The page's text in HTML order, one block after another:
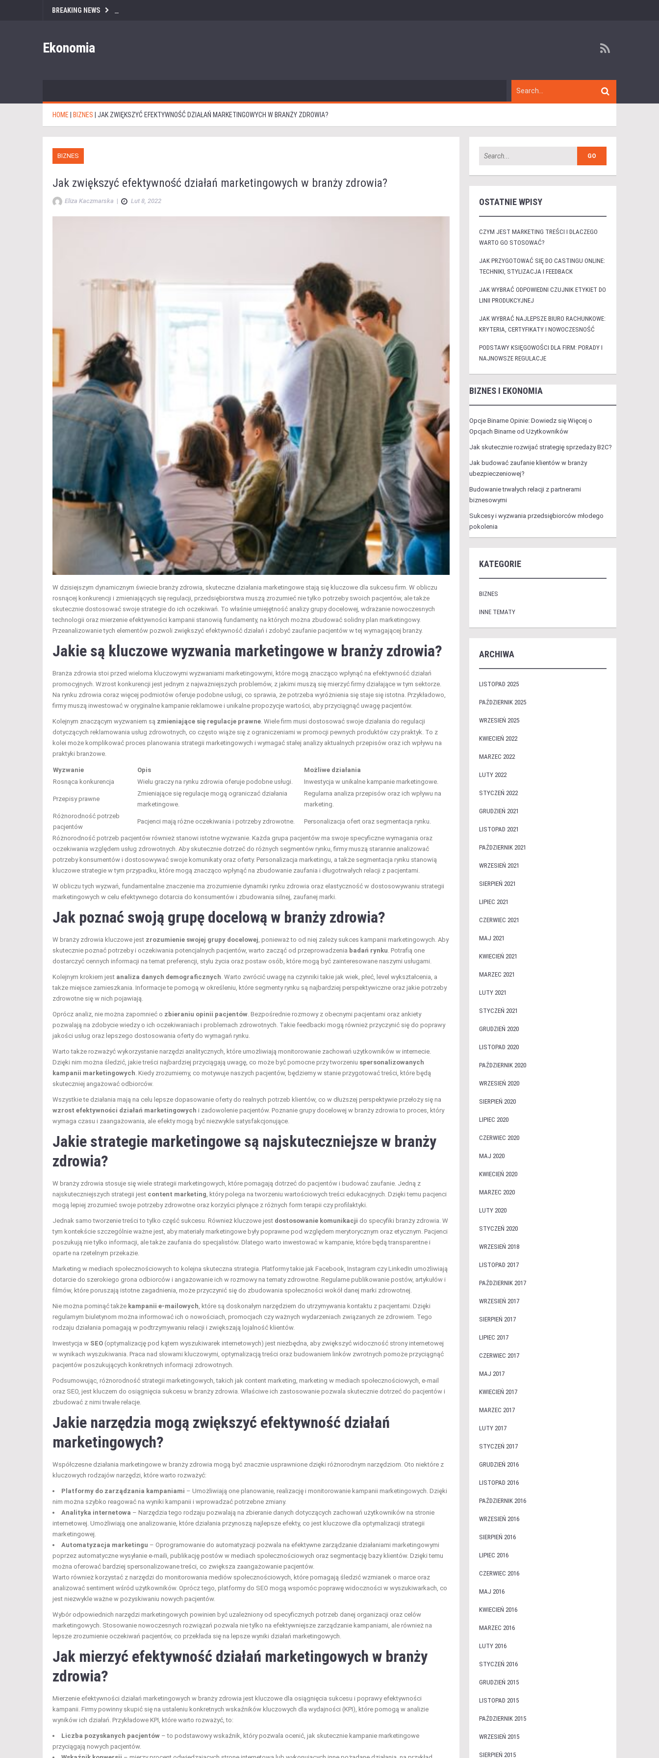
BREAKING NEWS
Ekonomia
HOME BIZNES JAK ZWIĘKSZYĆ EFEKTYWNOŚĆ DZIAŁAŃ MARKETINGOWYCH W BRANŻY ZDROWIA?
BIZNES
Jak zwiększyć efektywność działań marketingowych w branży zdrowia?
Eliza Kaczmarska | Lut 8, 2022
W dzisiejszym dynamicznym świecie branży zdrowia, skuteczne działania marketingowe stają się kluczowe dla sukcesu firm. W obliczu
rosnącej konkurencji i zmieniających się regulacji, przedsiębiorstwa muszą zrozumieć nie tylko potrzeby swoich pacjentów, ale także
skutecznie dostosować swoje strategie do ich oczekiwań. To właśnie umiejętność analizy grupy docelowej, wdrażanie nowoczesnych
technologii oraz mierzenie efektywności kampanii stanowią fundamenty, na których można zbudować solidny plan marketingowy.
Przeanalizowanie tych elementów pozwoli zwiększyć efektywność działań i zdobyć zaufanie pacjentów w tej wymagającej branży.
Jakie są kluczowe wyzwania marketingowe w branży zdrowia?
Branża zdrowia stoi przed wieloma kluczowymi wyzwaniami marketingowymi, które mogą znacząco wpłynąć na efektywność działań
promocyjnych. Wzrost konkurencji jest jednym z najważniejszych problemów, z jakimi muszą się mierzyć firmy działające w tym sektorze.
Na rynku zdrowia coraz więcej podmiotów oferuje podobne usługi, co sprawia, że potrzeba wyróżnienia się staje się istotna. Przykładowo,
firmy muszą inwestować w oryginalne kampanie reklamowe i unikalne propozycje wartości, aby przyciągnąć uwagę pacjentów.
Kolejnym znaczącym wyzwaniem są zmieniające się regulacje prawne . Wiele firm musi dostosować swoje działania do regulacji
dotyczących reklamowania usług zdrowotnych, co często wiąże się z ograniczeniami w promocji pewnych produktów czy praktyk. To z
kolei może komplikować proces planowania strategii marketingowych i wymagać stałej analizy aktualnych przepisów oraz ich wpływu na
praktyki branżowe.
Wyzwanie Opis
Możliwe działania
Rosnąca konkurencja
Wielu graczy na rynku zdrowia oferuje podobne usługi. Inwestycja w unikalne kampanie marketingowe.
Przepisy prawne
Zmieniające się regulacje mogą ograniczać działania
marketingowe.
Regularna analiza przepisów oraz ich wpływu na
marketing.
Różnorodność potrzeb
pacjentów
Pacjenci mają różne oczekiwania i potrzeby zdrowotne. Personalizacja ofert oraz segmentacja rynku.
Różnorodność potrzeb pacjentów również stanowi istotne wyzwanie. Każda grupa pacjentów ma swoje specyficzne wymagania oraz
oczekiwania względem usług zdrowotnych. Aby skutecznie dotrzeć do różnych segmentów rynku, firmy muszą starannie analizować
potrzeby konsumentów i dostosowywać swoje komunikaty oraz oferty. Personalizacja marketingu, a także segmentacja rynku stanowią
kluczowe strategie w tym przypadku, które mogą znacząco wpłynąć na zbudowanie zaufania i długotrwałych relacji z pacjentami.
W obliczu tych wyzwań, fundamentalne znaczenie ma zrozumienie dynamiki rynku zdrowia oraz elastyczność w dostosowywaniu strategii
marketingowych w celu efektywnego dotarcia do konsumentów i zbudowania silnej, zaufanej marki.
Jak poznać swoją grupę docelową w branży zdrowia?
W branży zdrowia kluczowe jest zrozumienie swojej grupy docelowej , ponieważ to od niej zależy sukces kampanii marketingowych. Aby
skutecznie poznać potrzeby i oczekiwania potencjalnych pacjentów, warto zacząć od przeprowadzenia badań rynku . Potrafią one
dostarczyć cennych informacji na temat preferencji, stylu życia oraz postaw osób, które mogą być zainteresowane naszymi usługami.
Kolejnym krokiem jest analiza danych demograficznych . Warto zwrócić uwagę na czynniki takie jak wiek, płeć, level wykształcenia, a
także miejsce zamieszkania. Informacje te pomogą w określeniu, które segmenty rynku są najbardziej perspektywiczne oraz jakie potrzeby
zdrowotne się w nich pojawiają.
Oprócz analiz, nie można zapomnieć o zbieraniu opinii pacjentów . Bezpośrednie rozmowy z obecnymi pacjentami oraz ankiety
pozwalają na zdobycie wiedzy o ich oczekiwaniach i problemach zdrowotnych. Takie feedbacki mogą również przyczynić się do poprawy
jakości usług oraz lepszego dostosowania oferty do wymagań rynku.
Warto także rozważyć wykorzystanie narzędzi analitycznych, które umożliwiają monitorowanie zachowań użytkowników w internecie.
Dzięki nim można śledzić, jakie treści najbardziej przyciągają uwagę, co może być pomocne przy tworzeniu spersonalizowanych
kampanii marketingowych . Kiedy zrozumiemy, co motywuje naszych pacjentów, będziemy w stanie przygotować treści, które będą
skuteczniej angażować odbiorców.
Wszystkie te działania mają na celu lepsze dopasowanie oferty do realnych potrzeb klientów, co w dłuższej perspektywie przełoży się na
wzrost efektywności działań marketingowych i zadowolenie pacjentów. Poznanie grupy docelowej w branży zdrowia to proces, który
wymaga czasu i zaangażowania, ale efekty mogą być niezwykle satysfakcjonujące.
Jakie strategie marketingowe są najskuteczniejsze w branży
zdrowia?
W branży zdrowia stosuje się wiele strategii marketingowych, które pomagają dotrzeć do pacjentów i budować zaufanie. Jedną z
najskuteczniejszych strategii jest content marketing , który polega na tworzeniu wartościowych treści edukacyjnych. Dzięki temu pacjenci
mogą lepiej zrozumieć swoje potrzeby zdrowotne oraz korzyści płynące z różnych form terapii czy profilaktyki.
Jednak samo tworzenie treści to tylko część sukcesu. Również kluczowe jest dostosowanie komunikacji do specyfiki branży zdrowia. W
tym kontekście szczególnie ważne jest, aby materiały marketingowe były poprawne pod względem merytorycznym oraz etycznym. Pacjenci
poszukują nie tylko informacji, ale także zaufania do specjalistów. Dlatego warto inwestować w kampanie, które będą transparentne i
oparte na rzetelnym przekazie.
Marketing w mediach społecznościowych to kolejna skuteczna strategia. Platformy takie jak Facebook, Instagram czy LinkedIn umożliwiają
dotarcie do szerokiego grona odbiorców i angażowanie ich w rozmowy na tematy zdrowotne. Regularne publikowanie postów, artykułów i
filmów, które poruszają istotne zagadnienia, może przyczynić się do zbudowania społeczności wokół danej marki zdrowotnej.
Nie można pominąć także kampanii e-mailowych , które są doskonałym narzędziem do utrzymywania kontaktu z pacjentami. Dzięki
regularnym biuletynom można informować ich o nowościach, promocjach czy ważnych wydarzeniach związanych ze zdrowiem. Tego
rodzaju działania pomagają w podtrzymywaniu relacji i zwiększają lojalność klientów.
Inwestycja w SEO (optymalizację pod kątem wyszukiwarek internetowych) jest niezbędna, aby zwiększyć widoczność strony internetowej
w wynikach wyszukiwania. Praca nad słowami kluczowymi, optymalizacją treści oraz budowaniem linków zwrotnych pomoże przyciągnąć
pacjentów poszukujących konkretnych informacji zdrowotnych.
Podsumowując, różnorodność strategii marketingowych, takich jak content marketing, marketing w mediach społecznościowych, e-mail
oraz SEO, jest kluczem do osiągnięcia sukcesu w branży zdrowia. Właściwe ich zastosowanie pozwala skutecznie dotrzeć do pacjentów i
zbudować z nimi trwałe relacje.
Jakie narzędzia mogą zwiększyć efektywność działań
marketingowych?
Współczesne działania marketingowe w branży zdrowia mogą być znacznie usprawnione dzięki różnorodnym narzędziom. Oto niektóre z
kluczowych rodzajów narzędzi, które warto rozważyć:
Platformy do zarządzania kampaniami – Umożliwiają one planowanie, realizację i monitorowanie kampanii marketingowych. Dzięki
nim można szybko reagować na wyniki kampanii i wprowadzać potrzebne zmiany.
Analityka internetowa – Narzędzia tego rodzaju pozwalają na zbieranie danych dotyczących zachowań użytkowników na stronie
internetowej. Umożliwiają one analizowanie, które działania przynoszą najlepsze efekty, co jest kluczowe dla optymalizacji strategii
marketingowej.
Automatyzacja marketingu – Oprogramowanie do automatyzacji pozwala na efektywne zarządzanie działaniami marketingowymi
poprzez automatyczne wysyłanie e-maili, publikację postów w mediach społecznościowych oraz segmentację bazy klientów. Dzięki temu
można oferować bardziej spersonalizowane treści, co zwiększa zaangażowanie pacjentów.
Warto również korzystać z narzędzi do monitorowania mediów społecznościowych, które pomagają śledzić wzmianek o marce oraz
analizować sentiment wśród użytkowników. Oprócz tego, platformy do SEO mogą wspomóc poprawę widoczności w wyszukiwarkach, co
jest niezwykle ważne w pozyskiwaniu nowych pacjentów.
Wybór odpowiednich narzędzi marketingowych powinien być uzależniony od specyficznych potrzeb danej organizacji oraz celów
marketingowych. Stosowanie nowoczesnych rozwiązań pozwala nie tylko na efektywniejsze zarządzanie kampaniami, ale również na
lepsze zrozumienie oczekiwań pacjentów, co przekłada się na lepsze wyniki działań marketingowych.
Jak mierzyć efektywność działań marketingowych w branży
zdrowia?
Mierzenie efektywności działań marketingowych w branży zdrowia jest kluczowe dla osiągnięcia sukcesu i poprawy efektywności
kampanii. Firmy powinny skupić się na ustaleniu konkretnych wskaźników kluczowych dla wydajności (KPI), które pomogą w analizie
wyników ich działań. Przykładowe KPI, które warto rozważyć, to:
Liczba pozyskanych pacjentów – to podstawowy wskaźnik, który pozwala ocenić, jak skutecznie kampanie marketingowe
przyciągają nowych pacjentów.
OSTATNIE WPISY
CZYM JEST MARKETING TREŚCI I DLACZEGO
WARTO GO STOSOWAĆ?
JAK PRZYGOTOWAĆ SIĘ DO CASTINGU ONLINE:
TECHNIKI, STYLIZACJA I FEEDBACK
JAK WYBRAĆ ODPOWIEDNI CZUJNIK ETYKIET DO
LINII PRODUKCYJNEJ
JAK WYBRAĆ NAJLEPSZE BIURO RACHUNKOWE:
KRYTERIA, CERTYFIKATY I NOWOCZESNOŚĆ
PODSTAWY KSIĘGOWOŚCI DLA FIRM: PORADY I
NAJNOWSZE REGULACJE
BIZNES I EKONOMIA
Opcje Binarne Opinie: Dowiedz się Więcej o
Opcjach Binarne od Użytkowników
Jak skutecznie rozwijać strategię sprzedaży B2C?
Jak budować zaufanie klientów w branży
ubezpieczeniowej?
Budowanie trwałych relacji z partnerami
biznesowymi
Sukcesy i wyzwania przedsiębiorców młodego
pokolenia
KATEGORIE
BIZNES
INNE TEMATY
ARCHIWA
LISTOPAD 2025
PAŹDZIERNIK 2025
WRZESIEŃ 2025
KWIECIEŃ 2022
MARZEC 2022
LUTY 2022
STYCZEŃ 2022
GRUDZIEŃ 2021
LISTOPAD 2021
PAŹDZIERNIK 2021
WRZESIEŃ 2021
SIERPIEŃ 2021
LIPIEC 2021
CZERWIEC 2021
MAJ 2021
KWIECIEŃ 2021
MARZEC 2021
LUTY 2021
STYCZEŃ 2021
GRUDZIEŃ 2020
LISTOPAD 2020
PAŹDZIERNIK 2020
WRZESIEŃ 2020
SIERPIEŃ 2020
LIPIEC 2020
CZERWIEC 2020
MAJ 2020
KWIECIEŃ 2020
MARZEC 2020
LUTY 2020
STYCZEŃ 2020
WRZESIEŃ 2018
LISTOPAD 2017
PAŹDZIERNIK 2017
WRZESIEŃ 2017
SIERPIEŃ 2017
LIPIEC 2017
CZERWIEC 2017
MAJ 2017
KWIECIEŃ 2017
MARZEC 2017
LUTY 2017
STYCZEŃ 2017
GRUDZIEŃ 2016
LISTOPAD 2016
PAŹDZIERNIK 2016
WRZESIEŃ 2016
SIERPIEŃ 2016
LIPIEC 2016
CZERWIEC 2016
MAJ 2016
KWIECIEŃ 2016
MARZEC 2016
LUTY 2016
STYCZEŃ 2016
GRUDZIEŃ 2015
LISTOPAD 2015
PAŹDZIERNIK 2015
WRZESIEŃ 2015
SIERPIEŃ 2015